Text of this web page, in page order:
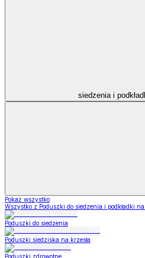
siedzenia i
Pokaż wszystko
Wszystko z Poduszki do siedzenia i podkładki na
Poduszki do siedzenia
Poduszki siedziska na krzesła
Poduszki zdrowotne